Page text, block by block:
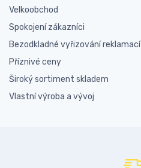
Velkoobchod
Spokojení zákazníci
Bezodkladné vyřizování reklamací
Příznivé ceny
Široký sortiment skladem
Vlastní výroba a vývoj